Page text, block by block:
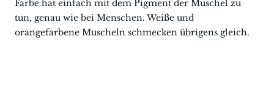
Farbe hat einfach mit dem Pigment der Muschel zu
tun, genau wie bei Menschen. Weiße und
orangefarbene Muscheln schmecken übrigens gleich.